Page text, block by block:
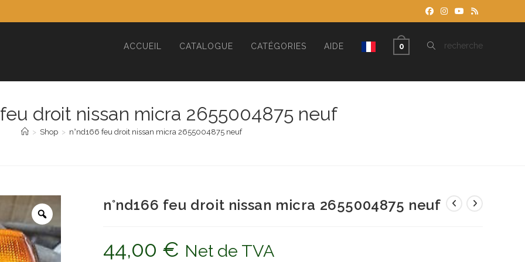
recherche
ACCUEIL CATALOGUE CATÉGORIES AIDE 0 TOGGLE
droit nissan micra 2655004875 neuf
> Shop > n°nd166 feu droit nissan micra 2655004875 neuf
n°nd166 feu droit nissan micra 2655004875 neuf
44,00 € Net de TVA